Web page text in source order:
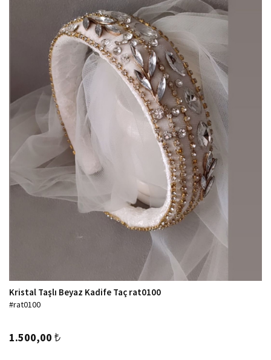
Kristal Taşlı Beyaz Kadife Taç rat0100
#rat0100
1.500,00